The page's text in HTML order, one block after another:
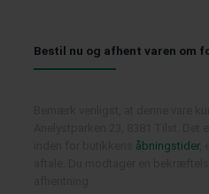
Bestil nu og afhent varen om
åbningstider,